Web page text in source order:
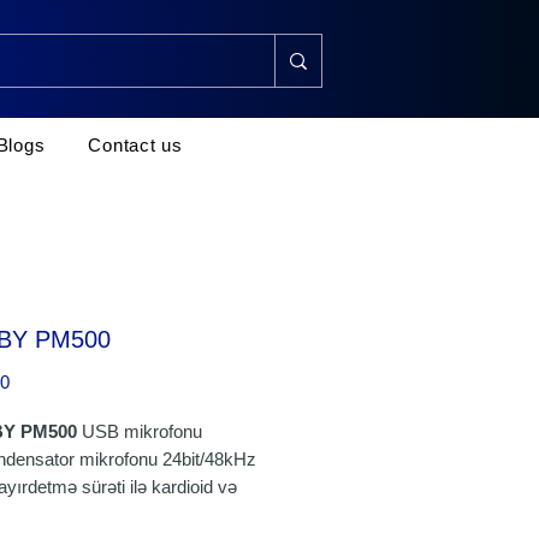
Contact us
PM500
Price
PM500 USB mikrofonu
mikrofonu 24bit/48kHz
sürəti ilə kardioid və